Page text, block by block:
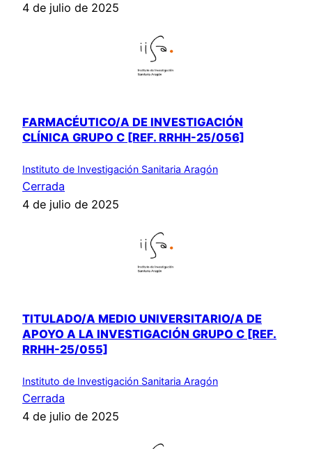
4 de julio de 2025
FARMACÉUTICO/A DE INVESTIGACIÓN
CLÍNICA GRUPO C [REF. RRHH-25/056]
Instituto de Investigación Sanitaria Aragón
Cerrada
4 de julio de 2025
TITULADO/A MEDIO UNIVERSITARIO/A DE
APOYO A LA INVESTIGACIÓN GRUPO C [REF.
RRHH-25/055]
Instituto de Investigación Sanitaria Aragón
Cerrada
4 de julio de 2025